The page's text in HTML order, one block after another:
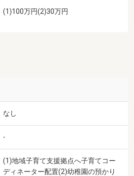
(1)100万円(2)30万円
なし
-
(1)地域子育て支援拠点へ子育てコー
ディネーター配置(2)幼稚園の預かり